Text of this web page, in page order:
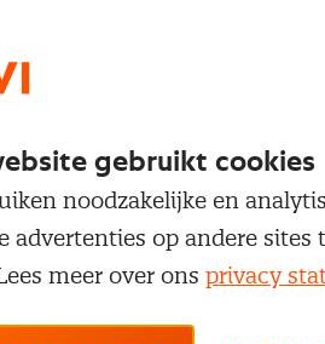
Programma
In de
examentraining en
Nevi 1. Het
gebruikt cookies
noodzakelijke en
advertenties op andere
meer over ons privacy